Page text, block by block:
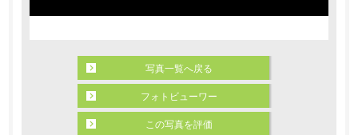
写真一覧へ戻る
フォトビューワー
この写真を評価